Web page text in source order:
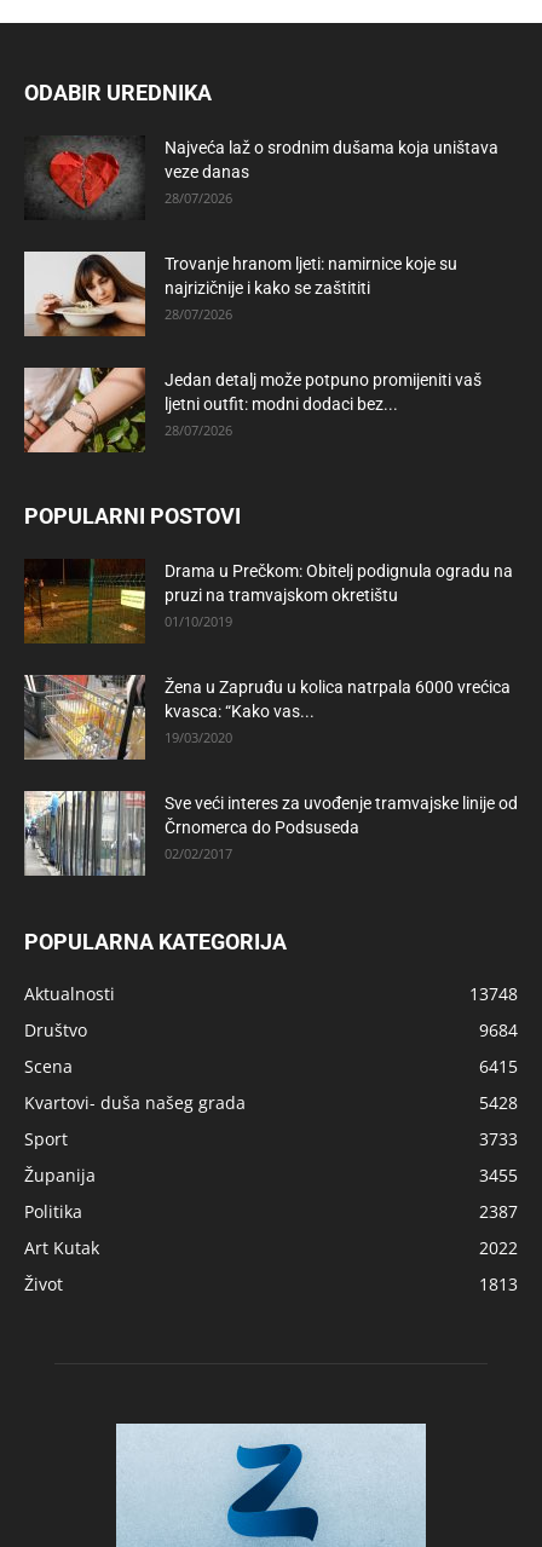
ODABIR UREDNIKA
Najveća laž o srodnim dušama koja uništava
veze danas
28/07/2026
Trovanje hranom ljeti: namirnice koje su
najrizičnije i kako se zaštititi
28/07/2026
Jedan detalj može potpuno promijeniti vaš
ljetni outfit: modni dodaci bez...
28/07/2026
POPULARNI POSTOVI
Drama u Prečkom: Obitelj podignula ogradu na
pruzi na tramvajskom okretištu
01/10/2019
Žena u Zapruđu u kolica natrpala 6000 vrećica
kvasca: “Kako vas...
19/03/2020
Sve veći interes za uvođenje tramvajske linije od
Črnomerca do Podsuseda
02/02/2017
POPULARNA KATEGORIJA
Aktualnosti
13748
Društvo
9684
Scena
6415
Kvartovi- duša našeg grada
5428
Sport
3733
Županija
3455
Politika
2387
Art Kutak
2022
Život
1813